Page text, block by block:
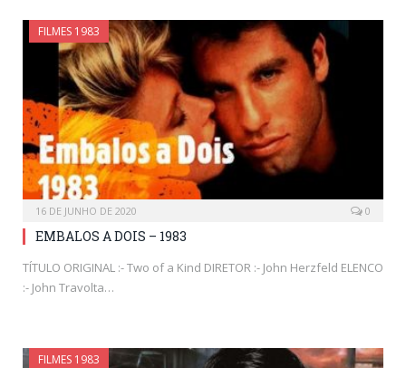
FILMES 1983
16 DE JUNHO DE 2020 0
EMBALOS A DOIS – 1983
TÍTULO ORIGINAL :- Two of a Kind DIRETOR :- John Herzfeld ELENCO
:- John Travolta…
FILMES 1983